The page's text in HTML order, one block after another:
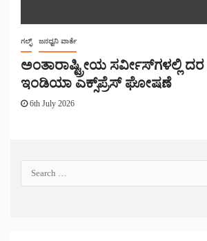
ಗಲ್ಫ್ ಜನಧ್ವನಿ ವಾರ್ತೆ
ಅಂತಾರಾಷ್ಟ್ರೀಯ ಸರ್ವೀಸ್‌ಗಳಲ್ಲಿ
ಇಂಡಿಯಾ ಎಕ್ಸ್‌ಪ್ರೆಸ್ ಘೋಷಣೆ
6th July 2026